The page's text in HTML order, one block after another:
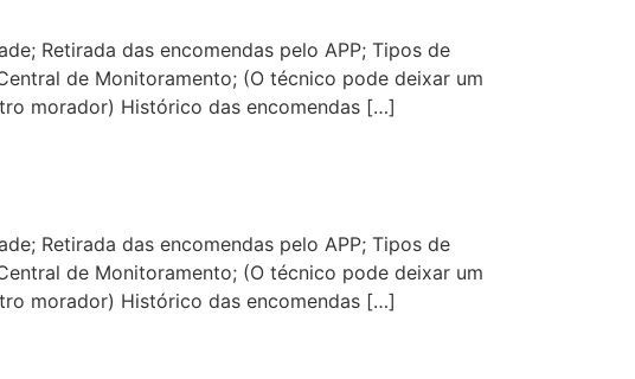
Retirada das encomendas pelo APP; Tipos de
de Monitoramento; (O técnico pode deixar um
morador) Histórico das encomendas […]
Retirada das encomendas pelo APP; Tipos de
de Monitoramento; (O técnico pode deixar um
morador) Histórico das encomendas […]